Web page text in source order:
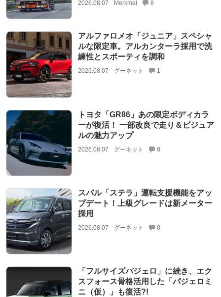
2026.08.07 Merkmal 8
アルファロメオ「ジュニア」スペシャ
ルな限定車。アルカンターラ採用で洗
練性とスポーティを調和
2026.08.07 グーネット 1
トヨタ「GR86」あの限定ボディカラ
ーが復活！ 一部改良で走り＆ビジュア
ルの魅力アップ
2026.08.07 グーネット 8
スバル「ステラ」運転支援機能をアッ
プデート！上級グレードは新メーター
採用
2026.08.07 グーネット 0
「フルサイズパジェロ」に続き、エク
スフォース骨格活用した「パジェロミ
ニ（仮）」も復活?!